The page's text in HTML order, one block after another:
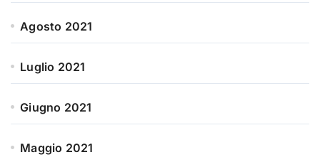
Agosto 2021
Luglio 2021
Giugno 2021
Maggio 2021